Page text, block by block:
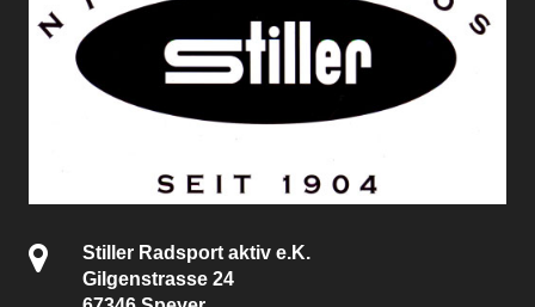
Stiller Radsport aktiv e.K.
Gilgenstrasse 24